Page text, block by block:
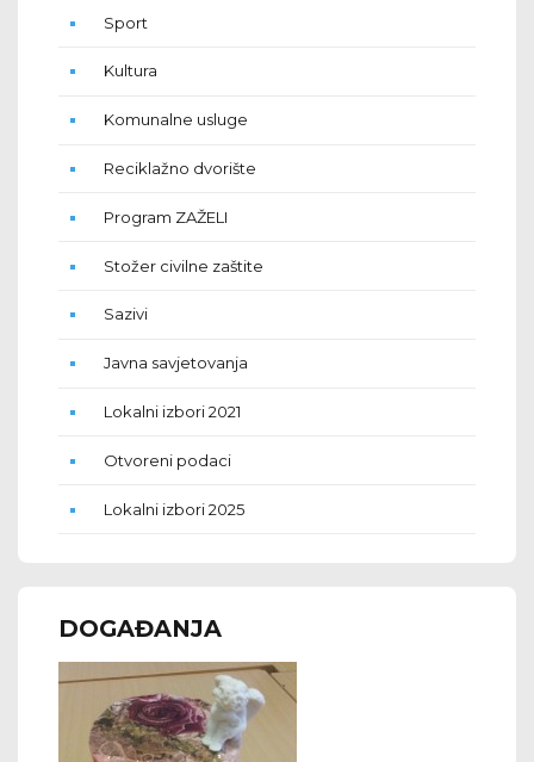
Sport
Kultura
Komunalne usluge
Reciklažno dvorište
Program ZAŽELI
Stožer civilne zaštite
Sazivi
Javna savjetovanja
Lokalni izbori 2021
Otvoreni podaci
Lokalni izbori 2025
DOGAĐANJA